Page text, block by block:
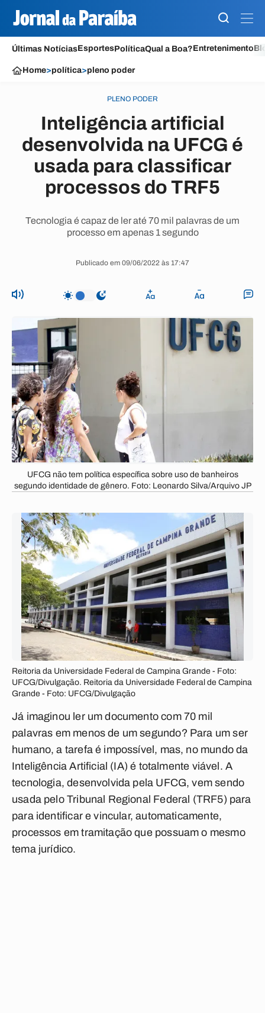
Últimas NotíciasEsportesPolíticaQual a Boa?Entretenimento
Home>política>pleno poder
PLENO PODER
Inteligência artificial
desenvolvida na UFCG é
usada para classificar
processos do TRF5
Tecnologia é capaz de ler até 70 mil palavras de um
processo em apenas 1 segundo
Publicado em 09/06/2022 às 17:47
UFCG não tem política específica sobre uso de banheiros
segundo identidade de gênero. Foto: Leonardo Silva/Arquivo JP
Reitoria da Universidade Federal de Campina Grande - Foto:
UFCG/Divulgação. Reitoria da Universidade Federal de Campina
Grande - Foto: UFCG/Divulgação
Já imaginou ler um documento com 70 mil
palavras em menos de um segundo? Para um ser
humano, a tarefa é impossível, mas, no mundo da
Inteligência Artificial (IA) é totalmente viável. A
tecnologia, desenvolvida pela UFCG, vem sendo
usada pelo Tribunal Regional Federal (TRF5) para
para identificar e vincular, automaticamente,
processos em tramitação que possuam o mesmo
tema jurídico.